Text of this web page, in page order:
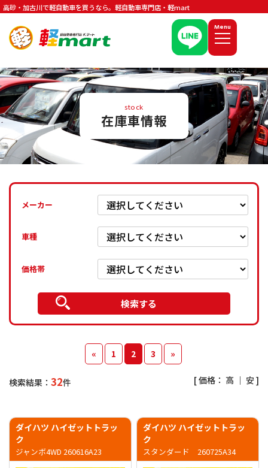
高砂・加古川で軽自動車を買うなら。軽自動車専門店・軽mart
Menu
stock
在庫車情報
メーカー
車種
価格帯
« 1 2 3 »
検索結果： 32件 [ 価格： 高 ｜ 安]
ダイハツ ハイゼットトラッ
ク
ジャンボ4WD 260616A23
ダイハツ ハイゼットトラッ
ク
スタンダード 260725A34